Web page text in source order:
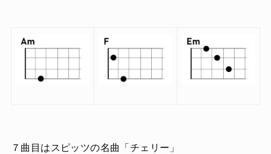
７曲目はスピッツの名曲「チェリー」